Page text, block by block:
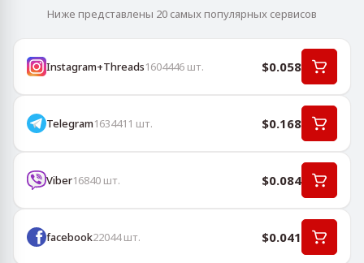
Ниже представлены 20 самых популярных сервисов
Instagram+Threads1604446 шт. $0.058
Telegram1634411 шт. $0.168
Viber16840 шт. $0.084
facebook22044шт. $0.041